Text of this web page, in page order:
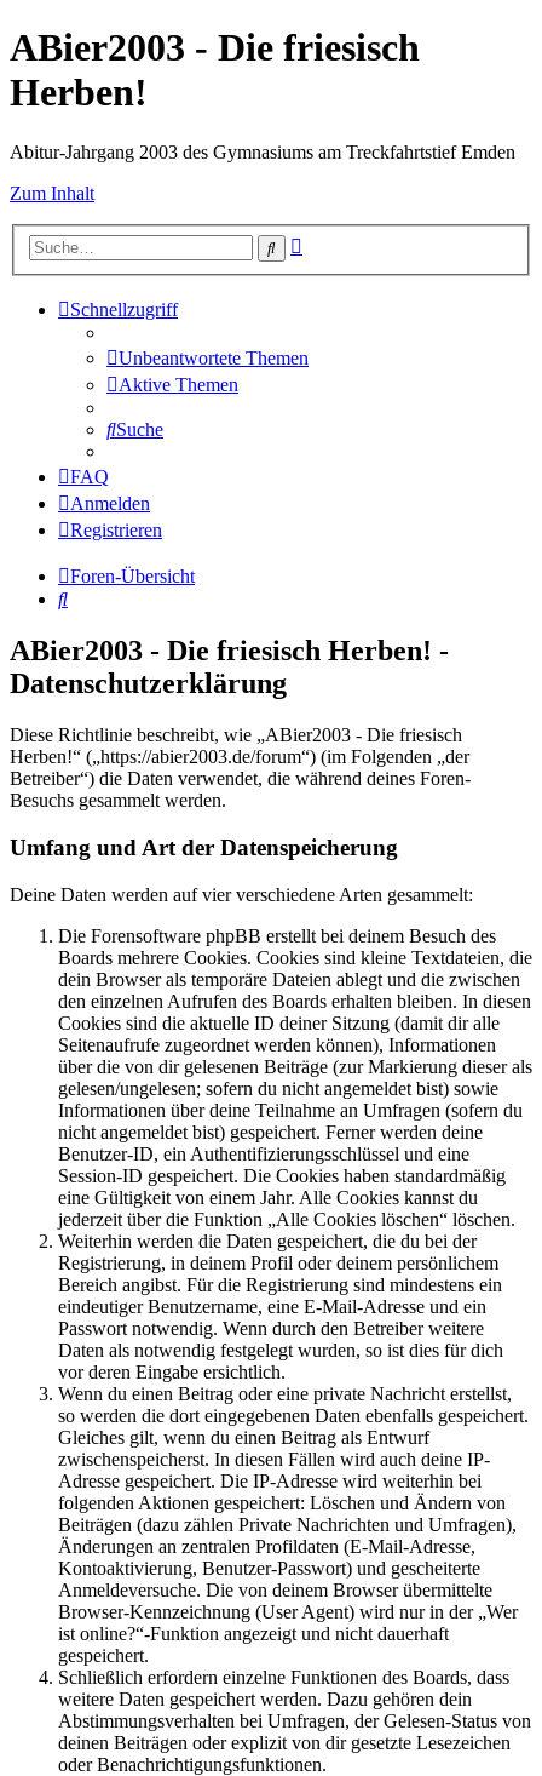
ABier2003 - Die friesisch
Herben!
Abitur-Jahrgang 2003 des Gymnasiums am Treckfahrtstief Emden
Zum Inhalt
Suche
Schnellzugriff
Unbeantwortete Themen
Aktive Themen
Suche
FAQ
Anmelden
Registrieren
Foren-Übersicht
Suche
ABier2003 - Die friesisch Herben! -
Datenschutzerklärung
Diese Richtlinie beschreibt, wie „ABier2003 - Die friesisch
Herben!“ („https://abier2003.de/forum“) (im Folgenden „der
Betreiber“) die Daten verwendet, die während deines Foren-
Besuchs gesammelt werden.
Umfang und Art der Datenspeicherung
Deine Daten werden auf vier verschiedene Arten gesammelt:
Die Forensoftware phpBB erstellt bei deinem Besuch des
Boards mehrere Cookies. Cookies sind kleine Textdateien, die
dein Browser als temporäre Dateien ablegt und die zwischen
den einzelnen Aufrufen des Boards erhalten bleiben. In diesen
Cookies sind die aktuelle ID deiner Sitzung (damit dir alle
Seitenaufrufe zugeordnet werden können), Informationen
über die von dir gelesenen Beiträge (zur Markierung dieser als
gelesen/ungelesen; sofern du nicht angemeldet bist) sowie
Informationen über deine Teilnahme an Umfragen (sofern du
nicht angemeldet bist) gespeichert. Ferner werden deine
Benutzer-ID, ein Authentifizierungsschlüssel und eine
Session-ID gespeichert. Die Cookies haben standardmäßig
eine Gültigkeit von einem Jahr. Alle Cookies kannst du
jederzeit über die Funktion „Alle Cookies löschen“ löschen.
Weiterhin werden die Daten gespeichert, die du bei der
Registrierung, in deinem Profil oder deinem persönlichem
Bereich angibst. Für die Registrierung sind mindestens ein
eindeutiger Benutzername, eine E-Mail-Adresse und ein
Passwort notwendig. Wenn durch den Betreiber weitere
Daten als notwendig festgelegt wurden, so ist dies für dich
vor deren Eingabe ersichtlich.
Wenn du einen Beitrag oder eine private Nachricht erstellst,
so werden die dort eingegebenen Daten ebenfalls gespeichert.
Gleiches gilt, wenn du einen Beitrag als Entwurf
zwischenspeicherst. In diesen Fällen wird auch deine IP-
Adresse gespeichert. Die IP-Adresse wird weiterhin bei
folgenden Aktionen gespeichert: Löschen und Ändern von
Beiträgen (dazu zählen Private Nachrichten und Umfragen),
Änderungen an zentralen Profildaten (E-Mail-Adresse,
Kontoaktivierung, Benutzer-Passwort) und gescheiterte
Anmeldeversuche. Die von deinem Browser übermittelte
Browser-Kennzeichnung (User Agent) wird nur in der „Wer
ist online?“-Funktion angezeigt und nicht dauerhaft
gespeichert.
Schließlich erfordern einzelne Funktionen des Boards, dass
weitere Daten gespeichert werden. Dazu gehören dein
Abstimmungsverhalten bei Umfragen, der Gelesen-Status von
deinen Beiträgen oder explizit von dir gesetzte Lesezeichen
oder Benachrichtigungsfunktionen.